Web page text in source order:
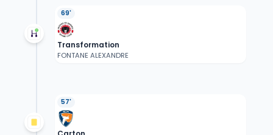
69'
Transformation
FONTANE ALEXANDRE
57'